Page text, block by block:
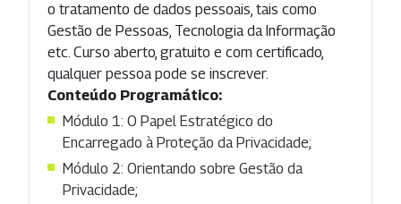
o tratamento de dados pessoais, tais como
Gestão de Pessoas, Tecnologia da Informação
etc. Curso aberto, gratuito e com certificado,
qualquer pessoa pode se inscrever.
Conteúdo Programático:
Módulo 1: O Papel Estratégico do
Encarregado à Proteção da Privacidade;
Módulo 2: Orientando sobre Gestão da
Privacidade;